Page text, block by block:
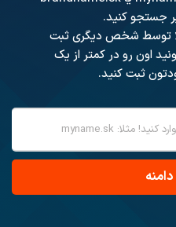
جستجو کنید.
توسط شخص دیگری ثبت
اون رو در کمتر از یک
ثبت کنید.